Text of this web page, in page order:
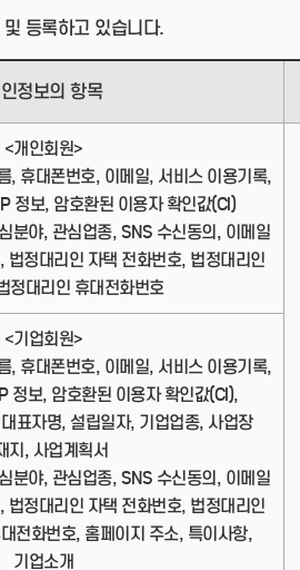
등록하고 있습니다.
정보의 항목
<개인회원>
, 휴대폰번호, 이메일, 서비스 이용기록,
정보, 암호환된 이용자 확인값(CI)
분야, 관심업종, SNS 수신동의, 이메일
법정대리인 자택 전화번호, 법정대리인
정대리인 휴대전화번호
<기업회원>
, 휴대폰번호, 이메일, 서비스 이용기록,
정보, 암호환된 이용자 확인값(CI),
표자명, 설립일자, 기업업종, 사업장
지, 사업계획서
분야, 관심업종, SNS 수신동의, 이메일
법정대리인 자택 전화번호, 법정대리인
전화번호, 홈페이지 주소, 특이사항,
기업소개